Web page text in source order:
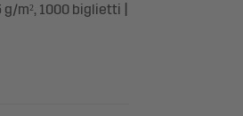
m², 1000 biglietti |